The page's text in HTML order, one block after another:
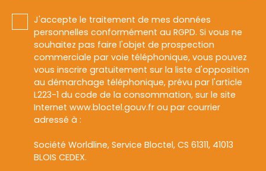
J'accepte le traitement de mes données
personnelles conformément au RGPD. Si vous ne
souhaitez pas faire l'objet de prospection
commerciale par voie téléphonique, vous pouvez
vous inscrire gratuitement sur la liste d'opposition
au démarchage téléphonique, prévu par l'article
L223-1 du code de la consommation, sur le site
Internet www.bloctel.gouv.fr ou par courrier
adressé à :
Société Worldline, Service Bloctel, CS 61311, 41013
BLOIS CEDEX.